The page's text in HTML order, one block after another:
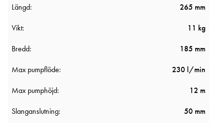
Längd: 265 mm
Vikt: 11 kg
Bredd: 185 mm
Max pumpflöde: 230 l/min
Max pumphöjd: 12 m
Slanganslutning: 50 mm